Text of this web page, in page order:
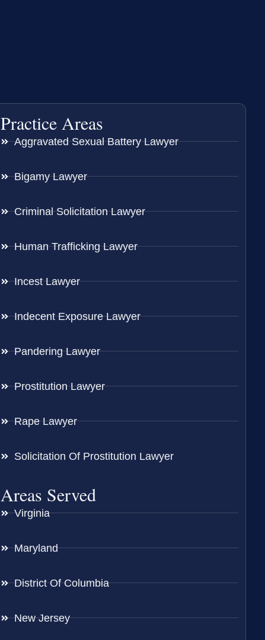
Practice Areas
Aggravated Sexual Battery Lawyer
Bigamy Lawyer
Criminal Solicitation Lawyer
Human Trafficking Lawyer
Incest Lawyer
Indecent Exposure Lawyer
Pandering Lawyer
Prostitution Lawyer
Rape Lawyer
Solicitation Of Prostitution Lawyer
Areas Served
Virginia
Maryland
District Of Columbia
New Jersey